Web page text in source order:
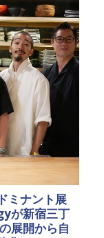
ミナント展
が新宿三丁
展開から自